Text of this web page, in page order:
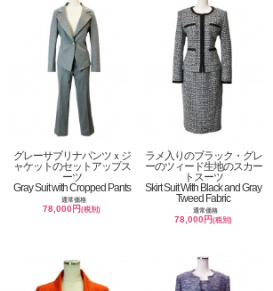
グレーサブリナパンツｘジ
ャケットのセットアップス
ーツ
Gray Suit with Cropped Pants
通常価格
78,000円(税別)
ラメ入りのブラック・グレ
ーのツィード生地のスカー
トスーツ
Skirt Suit With Black and Gray
Tweed Fabric
通常価格
78,000円(税別)